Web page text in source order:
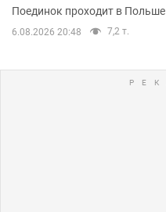
Поединок проходит в Польше
6.08.2026 20:48 7,2 т.